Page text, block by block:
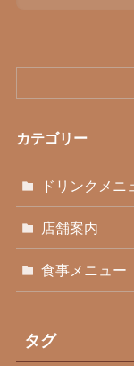
カテゴリー
ドリンクメニ
店舗案内
食事メニュー
タグ